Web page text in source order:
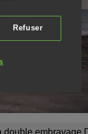
Refuser